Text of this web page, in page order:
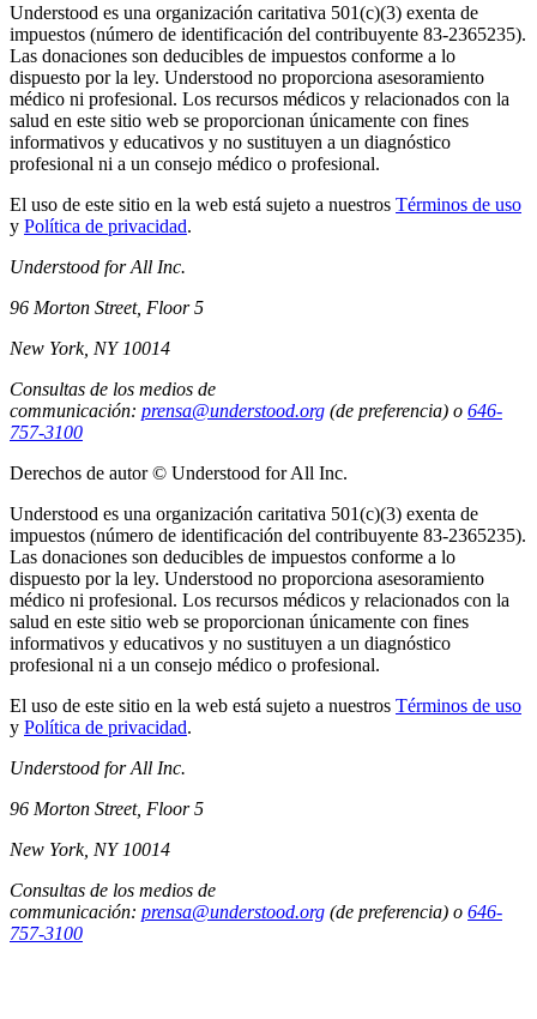
Understood es una organización caritativa 501(c)(3) exenta de
impuestos (número de identificación del contribuyente 83-2365235).
Las donaciones son deducibles de impuestos conforme a lo
dispuesto por la ley. Understood no proporciona asesoramiento
médico ni profesional. Los recursos médicos y relacionados con la
salud en este sitio web se proporcionan únicamente con fines
informativos y educativos y no sustituyen a un diagnóstico
profesional ni a un consejo médico o profesional.
El uso de este sitio en la web está sujeto a nuestros Términos de uso
y Política de privacidad.
Understood for All Inc.
96 Morton Street, Floor 5
New York, NY 10014
Consultas de los medios de
communicación: prensa@understood.org (de preferencia) o 646-
757-3100
Derechos de autor © Understood for All Inc.
Understood es una organización caritativa 501(c)(3) exenta de
impuestos (número de identificación del contribuyente 83-2365235).
Las donaciones son deducibles de impuestos conforme a lo
dispuesto por la ley. Understood no proporciona asesoramiento
médico ni profesional. Los recursos médicos y relacionados con la
salud en este sitio web se proporcionan únicamente con fines
informativos y educativos y no sustituyen a un diagnóstico
profesional ni a un consejo médico o profesional.
El uso de este sitio en la web está sujeto a nuestros Términos de uso
y Política de privacidad.
Understood for All Inc.
96 Morton Street, Floor 5
New York, NY 10014
Consultas de los medios de
communicación: prensa@understood.org (de preferencia) o 646-
757-3100